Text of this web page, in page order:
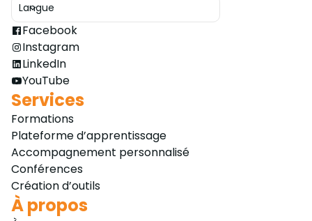
Langue
Ouvrir le sélecteur
Facebook
Instagram
LinkedIn
YouTube
Services
Formations
Plateforme d’apprentissage
Accompagnement personnalisé
Conférences
Création d’outils
À propos